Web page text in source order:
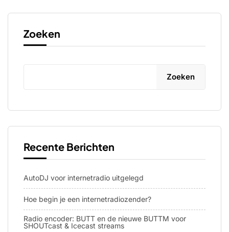
Zoeken
Zoeken
Recente Berichten
AutoDJ voor internetradio uitgelegd
Hoe begin je een internetradiozender?
Radio encoder: BUTT en de nieuwe BUTTM voor
SHOUTcast & Icecast streams